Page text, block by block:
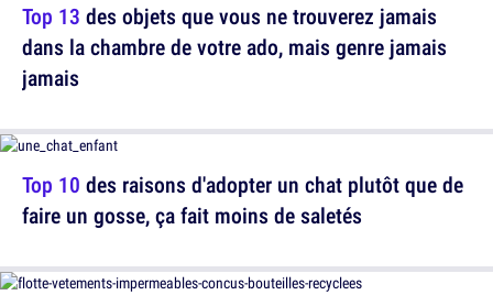
Top 13 des objets que vous ne trouverez jamais
dans la chambre de votre ado, mais genre jamais
jamais
Top 10 des raisons d'adopter un chat plutôt que de
faire un gosse, ça fait moins de saletés